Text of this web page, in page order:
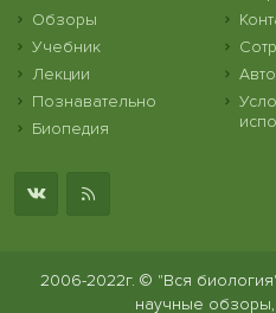
Обзоры
Учебник
Лекции
Познавательно
Биопедия
2006-2022г. © "Вся
научные обзоры,